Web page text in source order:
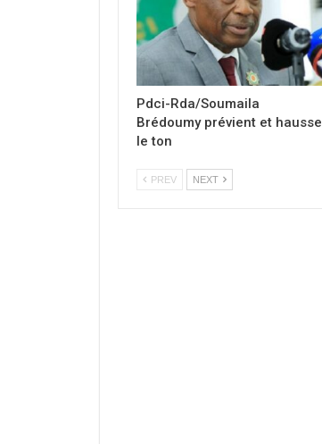
Pdci-Rda/Soumaila
Brédoumy prévient et hausse
le ton
PREV NEXT